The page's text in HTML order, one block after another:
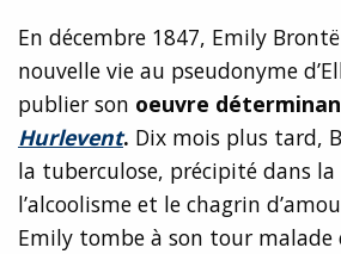
En décembre 1847, Emily
nouvelle vie au pseudonyme
publier son oeuvre
Hurlevent. Dix mois plus tard,
la tuberculose, précipité dans
l’alcoolisme et le chagrin
Emily tombe à son tour malade